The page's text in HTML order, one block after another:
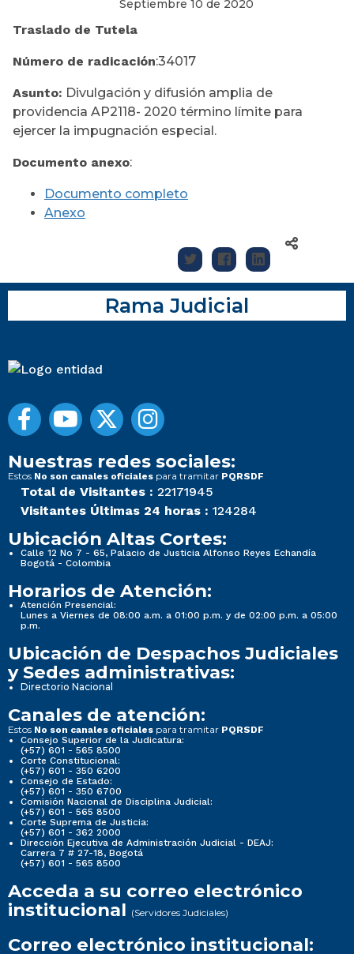
Septiembre 10 de 2020
Traslado de Tutela
Número de radicación:34017
Asunto: Divulgación y difusión amplia de
providencia AP2118- 2020 término límite para
ejercer la impugnación especial.
Documento anexo:
Documento completo
Anexo
Rama Judicial
Nuestras redes sociales:
Estos No son canales oficiales para tramitar PQRSDF
Total de Visitantes : 22171945
Visitantes Últimas 24 horas : 124284
Ubicación Altas Cortes:
Calle 12 No 7 - 65, Palacio de Justicia Alfonso Reyes Echandía
Bogotá - Colombia
Horarios de Atención:
Atención Presencial:
Lunes a Viernes de 08:00 a.m. a 01:00 p.m. y de 02:00 p.m. a 05:00
p.m.
Ubicación de Despachos Judiciales
y Sedes administrativas:
Directorio Nacional
Canales de atención:
Estos No son canales oficiales para tramitar PQRSDF
Consejo Superior de la Judicatura:
(+57) 601 - 565 8500
Corte Constitucional:
(+57) 601 - 350 6200
Consejo de Estado:
(+57) 601 - 350 6700
Comisión Nacional de Disciplina Judicial:
(+57) 601 - 565 8500
Corte Suprema de Justicia:
(+57) 601 - 362 2000
Dirección Ejecutiva de Administración Judicial - DEAJ:
Carrera 7 # 27-18, Bogotá
(+57) 601 - 565 8500
Acceda a su correo electrónico
institucional (Servidores Judiciales)
Correo electrónico institucional: